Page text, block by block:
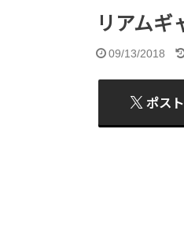
リアムギ
09/13/2018
ポスト